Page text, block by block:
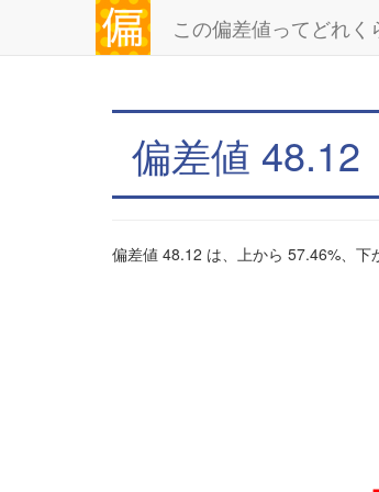
この偏差値ってどれく
偏差値 48.12
偏差値 48.12 は、上から 57.46%、下